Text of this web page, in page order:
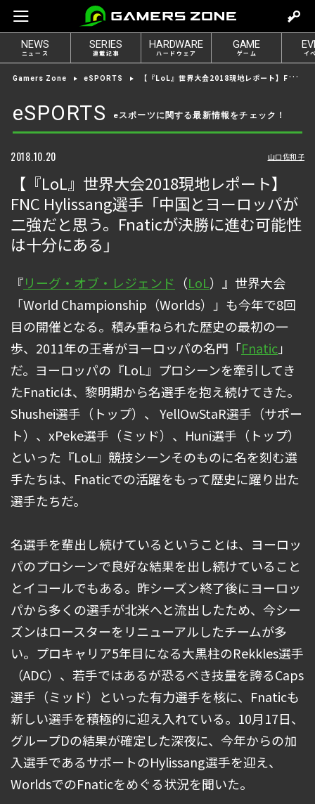
e
t
l
o
g
i
n
NEWS
ニュース
SERIES
連載記事
HARDWARE
ハードウェア
GAME
ゲーム イ
Gamers Zone eSPORTS 【『LoL』世界大会2018現地レポート】FNC Hylissang選手「中国とヨーロッパが二強だと思う。Fnaticが決勝に進む可能性は十分にある」
eSPORTS eスポーツに関する最新情報をチェック！
2018.10.20 山口佐和子
【『LoL』世界大会2018現地レポート】
FNC Hylissang選手「中国とヨーロッパが
二強だと思う。Fnaticが決勝に進む可能性
は十分にある」
『リーグ・オブ・レジェンド （LoL）』世界大会
「World Championship（Worlds）」も今年で8回
目の開催となる。積み重ねられた歴史の最初の一
歩、2011年の王者がヨーロッパの名門「Fnatic」
だ。ヨーロッパの『LoL』プロシーンを牽引してき
たFnaticは、黎明期から名選手を抱え続けてきた。
Shushei選手（トップ）、 YellOwStaR選手（サポー
ト）、xPeke選手（ミッド）、Huni選手（トップ）
といった『LoL』競技シーンそのものに名を刻む選
手たちは、Fnaticでの活躍をもって歴史に躍り出た
選手たちだ。
名選手を輩出し続けているということは、ヨーロッ
パのプロシーンで良好な結果を出し続けていること
とイコールでもある。昨シーズン終了後にヨーロッ
パから多くの選手が北米へと流出したため、今シー
ズンはロースターをリニューアルしたチームが多
い。プロキャリア5年目になる大黒柱のRekkles選手
（ADC）、若手ではあるが恐るべき技量を誇るCaps
選手（ミッド）といった有力選手を核に、Fnaticも
新しい選手を積極的に迎え入れている。10月17日、
グループDの結果が確定した深夜に、今年からの加
入選手であるサポートのHylissang選手を迎え、
WorldsでのFnaticをめぐる状況を聞いた。